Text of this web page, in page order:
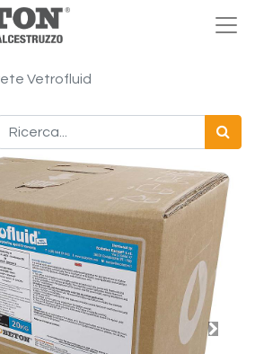
Vetrofluid